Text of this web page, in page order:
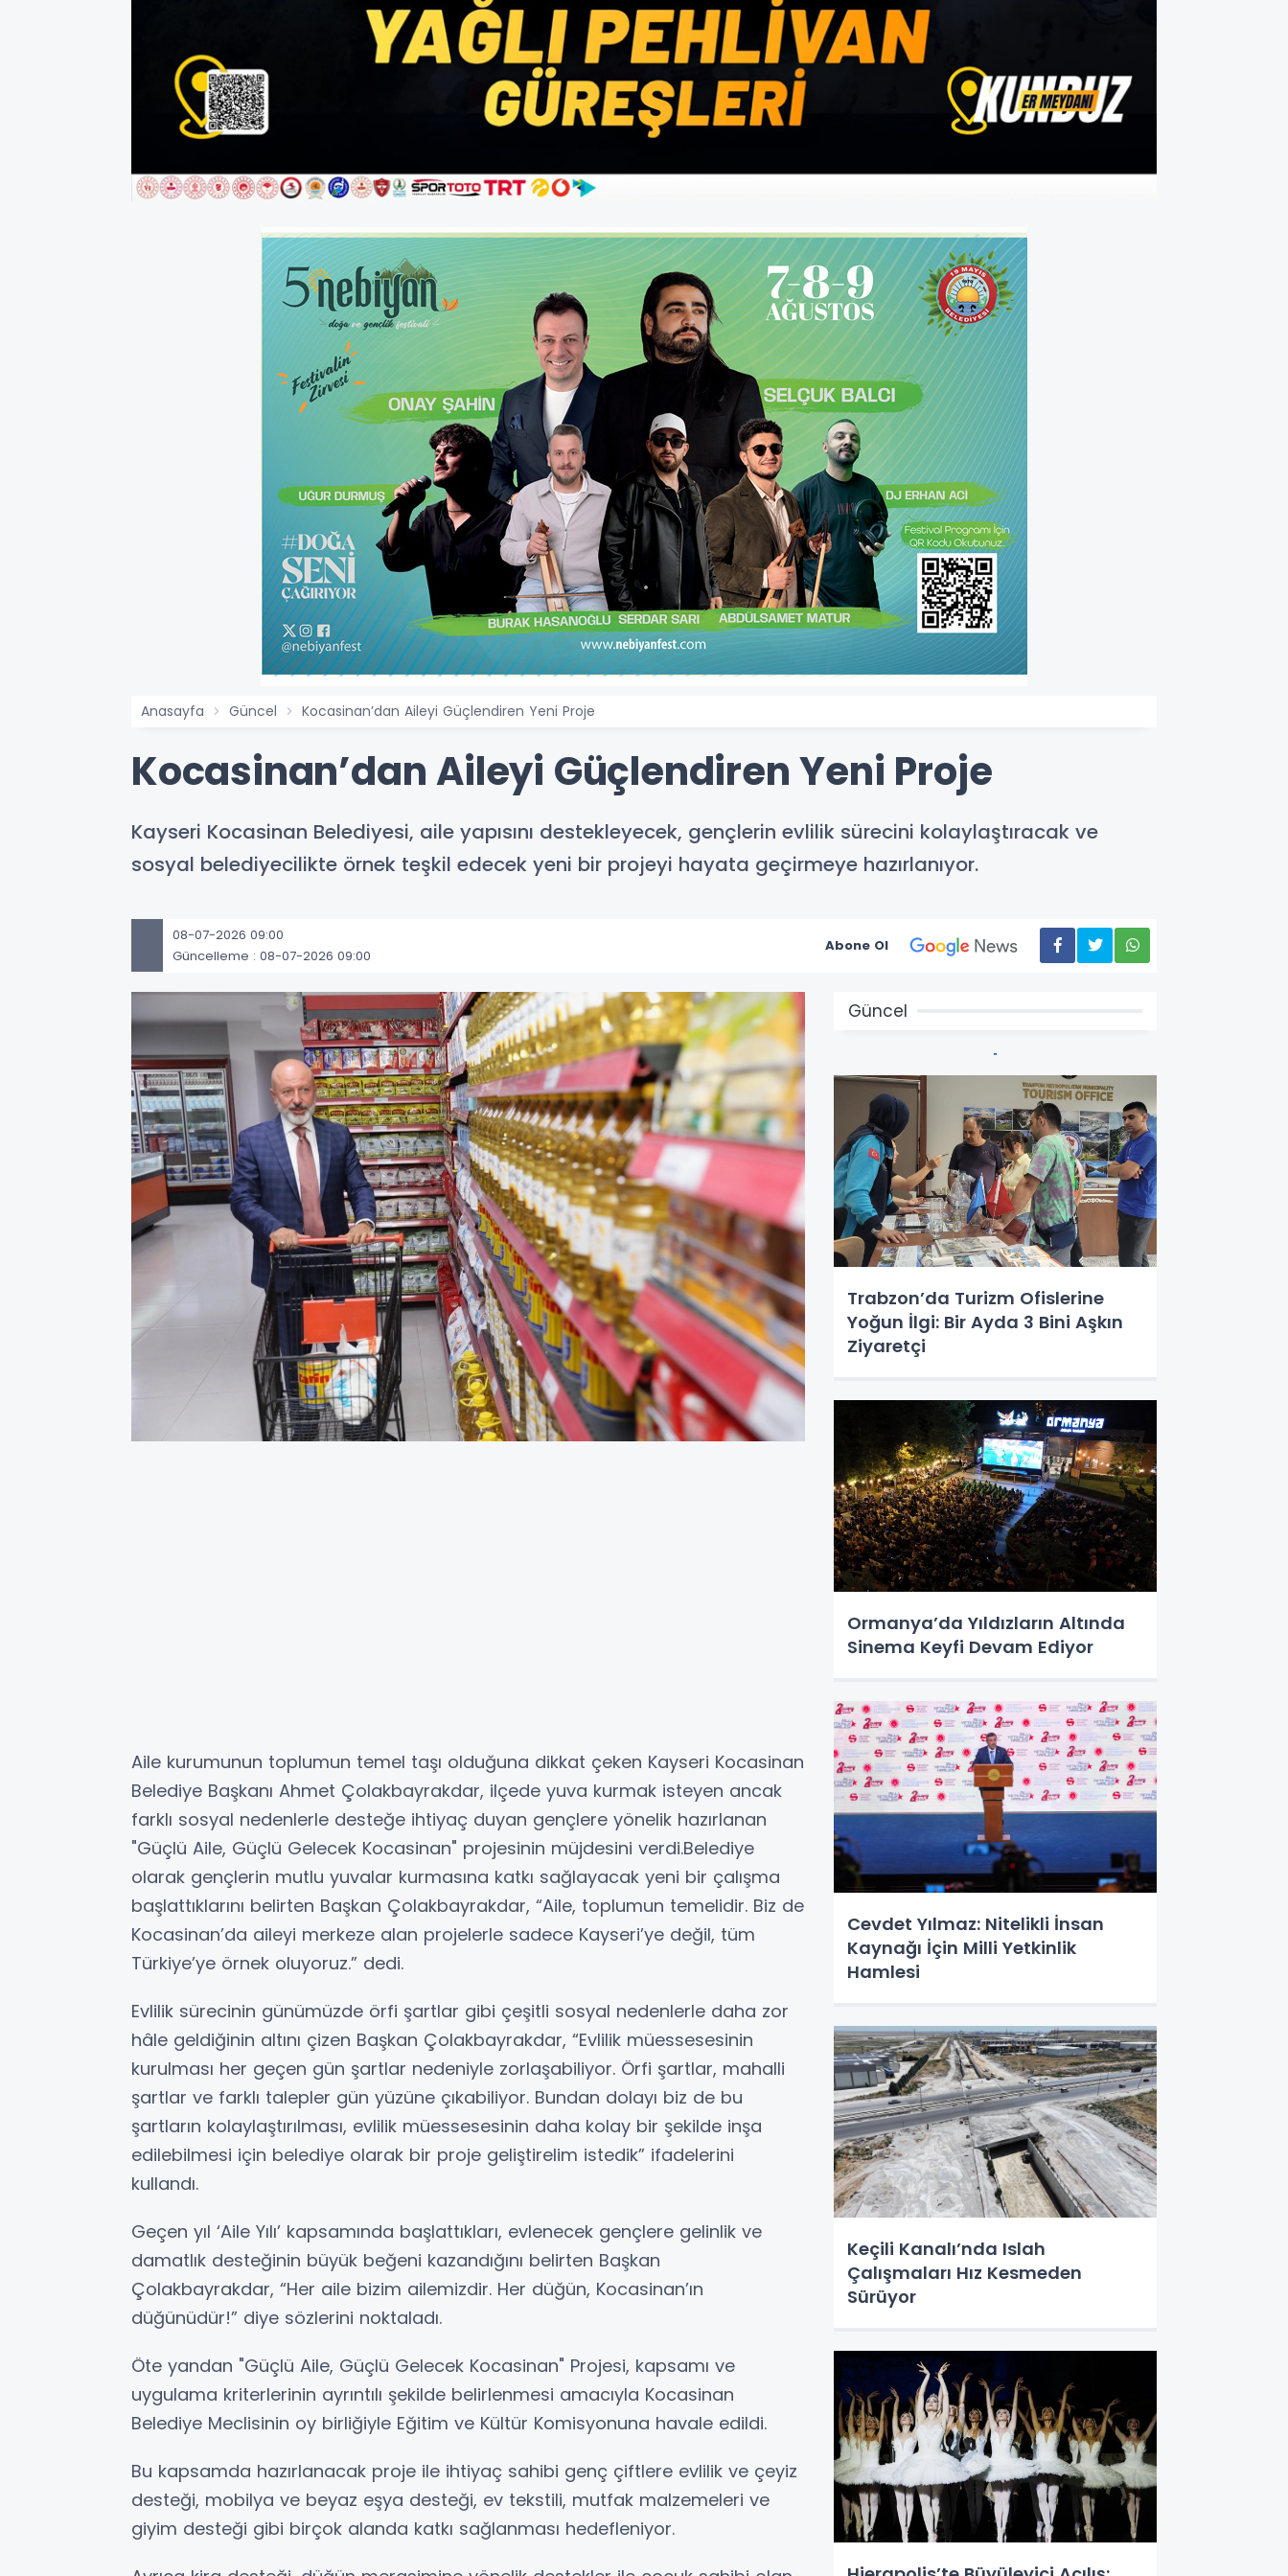
Anasayfa Güncel Kocasinan’dan Aileyi Güçlendiren Yeni Proje
Kocasinan’dan Aileyi Güçlendiren Yeni Proje
Kayseri Kocasinan Belediyesi, aile yapısını destekleyecek, gençlerin evlilik sürecini kolaylaştıracak ve
sosyal belediyecilikte örnek teşkil edecek yeni bir projeyi hayata geçirmeye hazırlanıyor.
08-07-2026 09:00
Güncelleme : 08-07-2026 09:00
Abone Ol
Aile kurumunun toplumun temel taşı olduğuna dikkat çeken Kayseri Kocasinan
Belediye Başkanı Ahmet Çolakbayrakdar, ilçede yuva kurmak isteyen ancak
farklı sosyal nedenlerle desteğe ihtiyaç duyan gençlere yönelik hazırlanan
"Güçlü Aile, Güçlü Gelecek Kocasinan" projesinin müjdesini verdi.Belediye
olarak gençlerin mutlu yuvalar kurmasına katkı sağlayacak yeni bir çalışma
başlattıklarını belirten Başkan Çolakbayrakdar, “Aile, toplumun temelidir. Biz de
Kocasinan’da aileyi merkeze alan projelerle sadece Kayseri’ye değil, tüm
Türkiye’ye örnek oluyoruz.” dedi.
Evlilik sürecinin günümüzde örfi şartlar gibi çeşitli sosyal nedenlerle daha zor
hâle geldiğinin altını çizen Başkan Çolakbayrakdar, “Evlilik müessesesinin
kurulması her geçen gün şartlar nedeniyle zorlaşabiliyor. Örfi şartlar, mahalli
şartlar ve farklı talepler gün yüzüne çıkabiliyor. Bundan dolayı biz de bu
şartların kolaylaştırılması, evlilik müessesesinin daha kolay bir şekilde inşa
edilebilmesi için belediye olarak bir proje geliştirelim istedik” ifadelerini
kullandı.
Geçen yıl ‘Aile Yılı’ kapsamında başlattıkları, evlenecek gençlere gelinlik ve
damatlık desteğinin büyük beğeni kazandığını belirten Başkan
Çolakbayrakdar, “Her aile bizim ailemizdir. Her düğün, Kocasinan’ın
düğünüdür!” diye sözlerini noktaladı.
Öte yandan "Güçlü Aile, Güçlü Gelecek Kocasinan" Projesi, kapsamı ve
uygulama kriterlerinin ayrıntılı şekilde belirlenmesi amacıyla Kocasinan
Belediye Meclisinin oy birliğiyle Eğitim ve Kültür Komisyonuna havale edildi.
Bu kapsamda hazırlanacak proje ile ihtiyaç sahibi genç çiftlere evlilik ve çeyiz
desteği, mobilya ve beyaz eşya desteği, ev tekstili, mutfak malzemeleri ve
giyim desteği gibi birçok alanda katkı sağlanması hedefleniyor.
Güncel
Trabzon’da Turizm Ofislerine
Yoğun İlgi: Bir Ayda 3 Bini Aşkın
Ziyaretçi
Ormanya’da Yıldızların Altında
Sinema Keyfi Devam Ediyor
Cevdet Yılmaz: Nitelikli İnsan
Kaynağı İçin Milli Yetkinlik
Hamlesi
Keçili Kanalı’nda Islah
Çalışmaları Hız Kesmeden
Sürüyor